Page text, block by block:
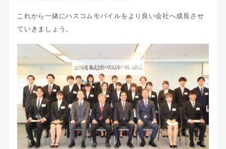
これから一緒にハスコムモバイルをより良い会社へ成長させ
ていきましょう。